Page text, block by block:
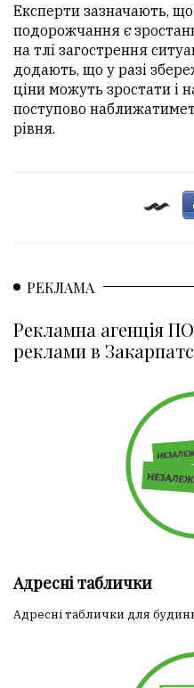
Експерти зазначають,
подорожчання є
на тлі загострення
додають, що у разі
ціни можуть зростати і
поступово
рівня.
РЕКЛАМА
Рекламна агенція
реклами в
Адресні таблички
Адресні таблички для